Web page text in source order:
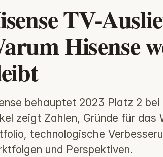
TV-
Hisense
behauptet 2023 Platz 2
zeigt Zahlen, Gründe für
technologische
und Perspektiven.